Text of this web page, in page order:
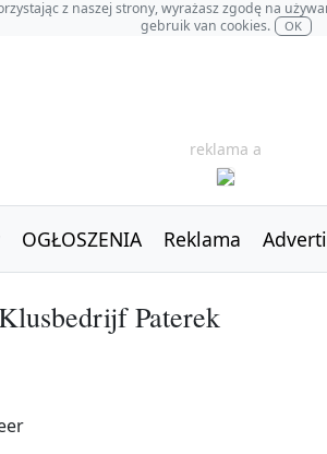
z naszej strony, wyrażasz zgodę na
gebruik van cookies.
OK
reklama a
OGŁOSZENIA Reklama
Paterek